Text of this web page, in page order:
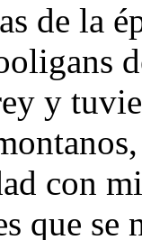
de la
y
con
que